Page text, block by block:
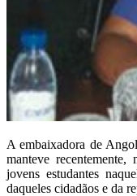
A embaixadora de
manteve
jovens estudantes
daqueles cidadãos e da